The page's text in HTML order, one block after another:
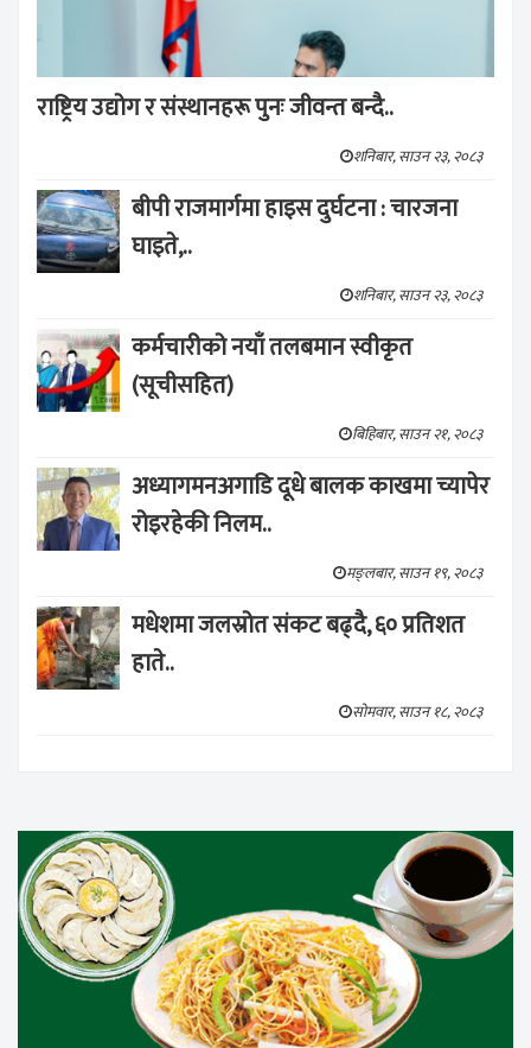
राष्ट्रिय उद्योग र संस्थानहरू पुनः जीवन्त बन्दै..
शनिबार, साउन २३, २०८३
बीपी राजमार्गमा हाइस दुर्घटना : चारजना
घाइते,..
शनिबार, साउन २३, २०८३
कर्मचारीको नयाँ तलबमान स्वीकृत
(सूचीसहित)
बिहिबार, साउन २१, २०८३
अध्यागमनअगाडि दूधे बालक काखमा च्यापेर
रोइरहेकी निलम..
मङ्लबार, साउन १९, २०८३
मधेशमा जलस्रोत संकट बढ्दै, ६० प्रतिशत
हाते..
सोमवार, साउन १८, २०८३